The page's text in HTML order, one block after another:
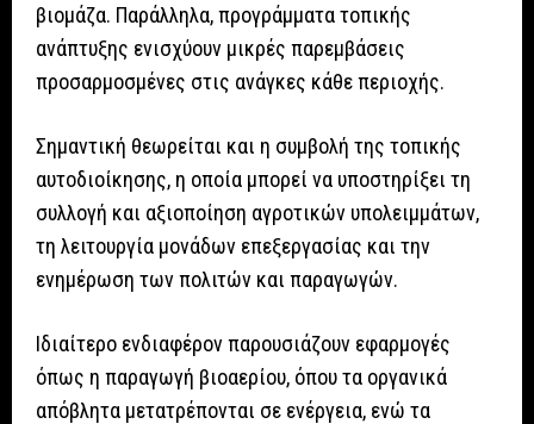
βιομάζα. Παράλληλα, προγράμματα τοπικής
ανάπτυξης ενισχύουν μικρές παρεμβάσεις
προσαρμοσμένες στις ανάγκες κάθε περιοχής.
Σημαντική θεωρείται και η συμβολή της τοπικής
αυτοδιοίκησης, η οποία μπορεί να υποστηρίξει τη
συλλογή και αξιοποίηση αγροτικών υπολειμμάτων,
τη λειτουργία μονάδων επεξεργασίας και την
ενημέρωση των πολιτών και παραγωγών.
Ιδιαίτερο ενδιαφέρον παρουσιάζουν εφαρμογές
όπως η παραγωγή βιοαερίου, όπου τα οργανικά
απόβλητα μετατρέπονται σε ενέργεια, ενώ τα